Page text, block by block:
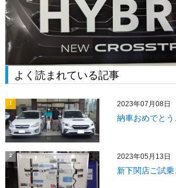
よく読まれている記事
1 2023年07月08日
納車おめでとう
2 2023年05月13日
新下関店ご試